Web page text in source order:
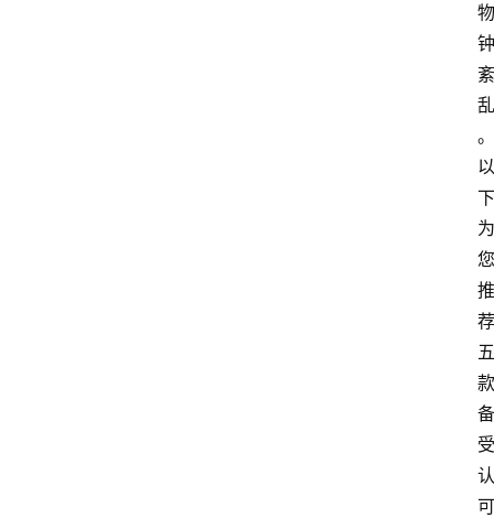
物
钟
紊
乱
。
以
下
为
您
推
荐
五
款
备
受
认
可